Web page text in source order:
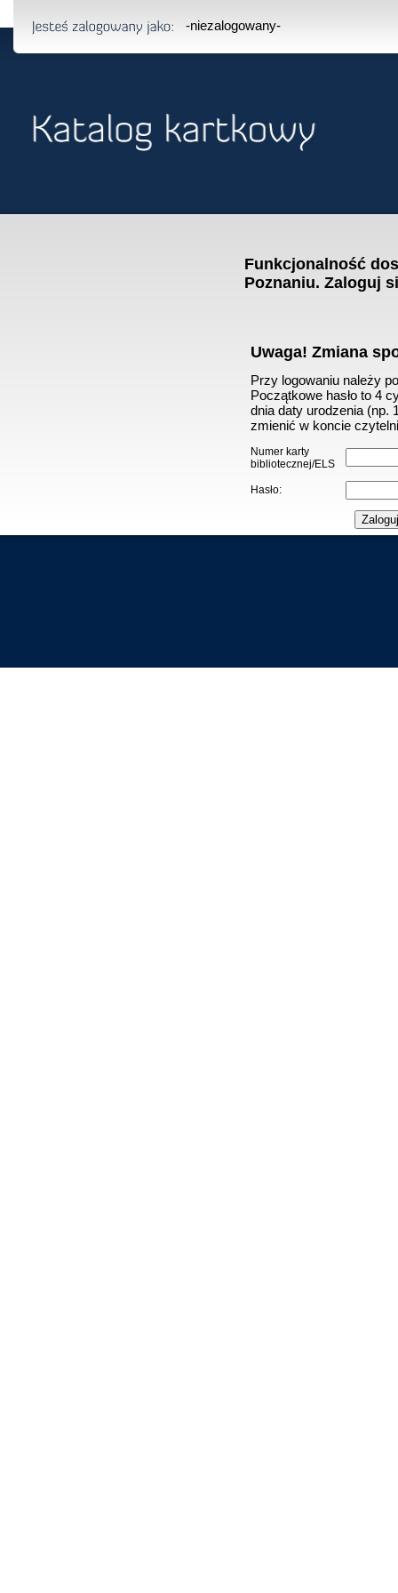
-niezalogowany-
Funkcjonalność
Poznaniu. Zaloguj
Uwaga! Zmiana
Przy logowaniu należy
Początkowe hasło to 4
dnia daty urodzenia (np.
zmienić w koncie
Numer karty
bibliotecznej/ELS
Hasło: